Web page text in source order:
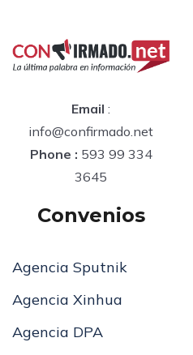
Email :
info@confirmado.net
Phone : 593 99 334
3645
Convenios
Agencia Sputnik
Agencia Xinhua
Agencia DPA